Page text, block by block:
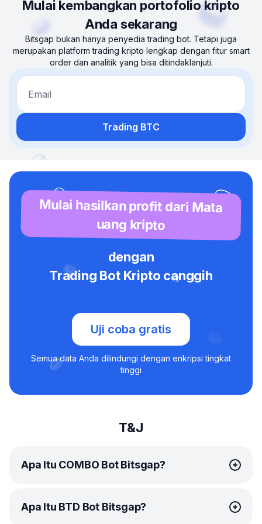
Mulai kembangkan portofolio kripto
Anda sekarang
Bitsgap bukan hanya penyedia trading bot. Tetapi juga
merupakan platform trading kripto lengkap dengan fitur smart
order dan analitik yang bisa ditindaklanjuti.
Email
Trading BTC
Mulai hasilkan profit dari Mata
uang kripto
dengan
Trading Bot Kripto canggih
Uji coba gratis
Semua data Anda dilindungi dengan enkripsi tingkat
tinggi
T&J
Apa Itu COMBO Bot Bitsgap?
COMBO botBitsgap adalah solusi trading otomatis
cerdas yang dirancang khusus trading futures. Bot
Apa Itu BTD Bot Bitsgap?